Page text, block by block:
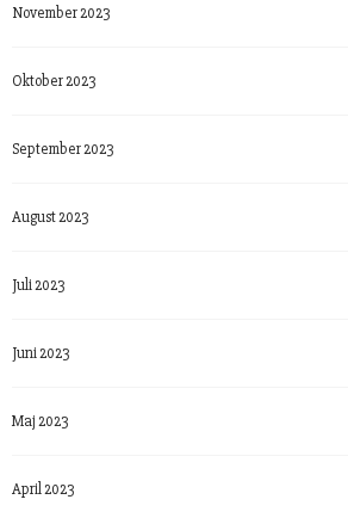
November 2023
Oktober 2023
September 2023
August 2023
Juli 2023
Juni 2023
Maj 2023
April 2023